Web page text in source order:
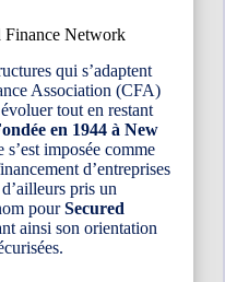
Finance Network
qui s’adaptent
Association (CFA)
tout en restant
en 1944 à New
imposée comme
d’entreprises
pris un
pourSecured
ainsi son orientation